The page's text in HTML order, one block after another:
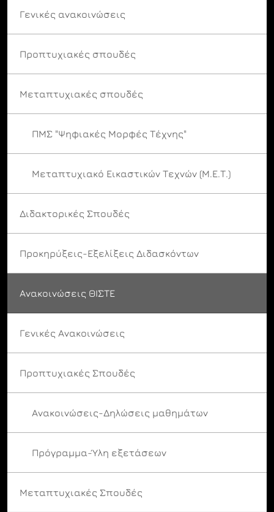
Γενικές ανακοινώσεις
Προπτυχιακές σπουδές
Μεταπτυχιακές σπουδές
ΠΜΣ "Ψηφιακές Μορφές Τέχνης"
Μεταπτυχιακό Εικαστικών Τεχνών (Μ.Ε.Τ.)
Διδακτορικές Σπουδές
Προκηρύξεις-Εξελίξεις Διδασκόντων
Ανακοινώσεις ΘΙΣΤΕ
Γενικές Ανακοινώσεις
Προπτυχιακές Σπουδές
Ανακοινώσεις-Δηλώσεις μαθημάτων
Πρόγραμμα-Ύλη εξετάσεων
Μεταπτυχιακές Σπουδές